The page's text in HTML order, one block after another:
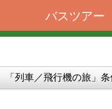
バスツアー
「列車／飛行機の旅」条